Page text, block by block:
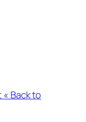
« Back to